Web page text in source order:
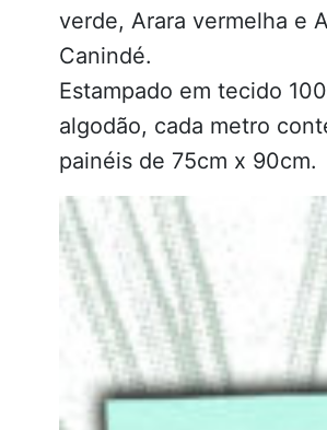
verde, Arara vermelha e
Canindé.
Estampado em tecido
algodão, cada metro
painéis de 75cm x 90cm.